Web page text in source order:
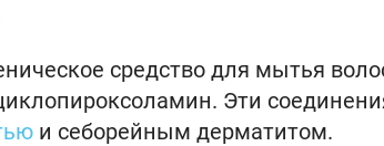
средство для мытья
Эти
и себорейным дерматитом.